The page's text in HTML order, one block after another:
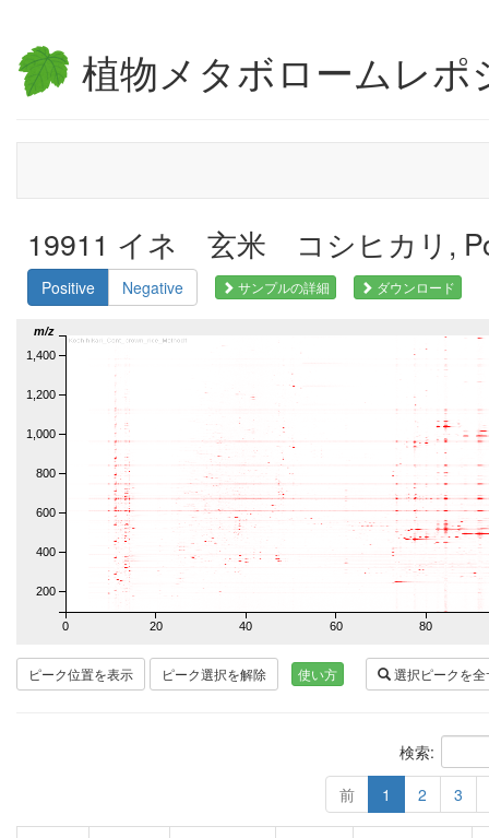
植物メタボロームレポ
19911 イネ 玄米 コシヒカリ,
Positive Negative サンプルの詳細 ダウンロード
0 20 40 60 80
200
400
600
800
1,000
1,200
1,400
m/z
ピーク位置を表示 ピーク選択を解除 使い方 選択ピークを
検索:
前
1 2 3